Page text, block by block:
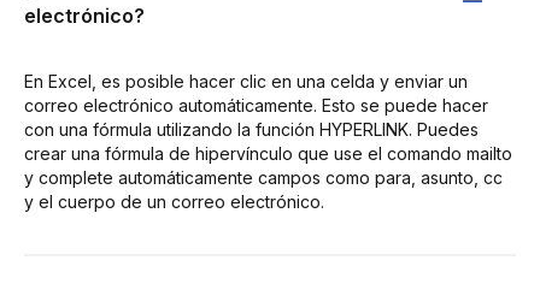
electrónico?
En Excel, es posible hacer clic en una celda y enviar un
correo electrónico automáticamente. Esto se puede hacer
con una fórmula utilizando la función HYPERLINK. Puedes
crear una fórmula de hipervínculo que use el comando mailto
y complete automáticamente campos como para, asunto, cc
y el cuerpo de un correo electrónico.